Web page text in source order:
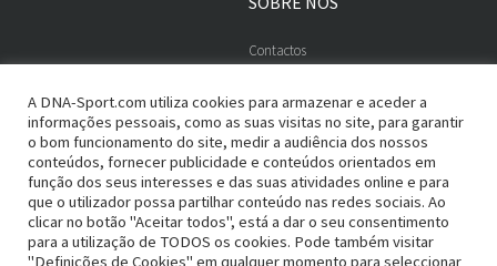
Contactos
ADESÃO SEGURA
Termos e Condições
Política de Privacidade
PAGAMENTOS
Entregas e Devoluções
Métodos de Pagamento
A DNA-Sport.com utiliza cookies para armazenar e aceder a
informações pessoais, como as suas visitas no site, para garantir
o bom funcionamento do site, medir a audiência dos nossos
conteúdos, fornecer publicidade e conteúdos orientados em
função dos seus interesses e das suas atividades online e para
que o utilizador possa partilhar conteúdo nas redes sociais. Ao
clicar no botão "Aceitar todos", está a dar o seu consentimento
para a utilização de TODOS os cookies. Pode também visitar
"Definições de Cookies" em qualquer momento para seleccionar